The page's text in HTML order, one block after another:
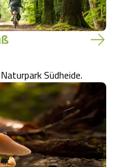
Südheide.